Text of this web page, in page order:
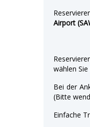
Airport
wählen
Bei der
(Bitte
Einfache